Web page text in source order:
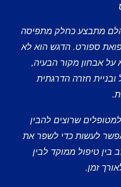
הלם מתבצע כחלק מתפיסה
ספורט. הדגש הוא לא
אבחון מקור הבעיה,
חזרה הדרגתית
שרוצים להבין
לעשות כדי לשפר את
בין טיפול ממוקד לבין
זמן.